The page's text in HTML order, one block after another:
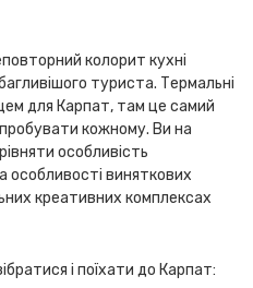
колорит кухні
туриста. Термальні
для Карпат, там це самий
кожному. Ви на
особливість
особливості виняткових
креативних комплексах
і поїхати до Карпат: